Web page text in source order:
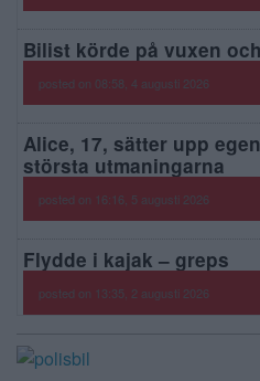
Bilist körde på vuxen
posted on 08:58, 4 augusti 2026
Alice, 17, sätter upp
största utmaningarna
posted on 16:16, 5 augusti 2026
Flydde i kajak – greps
posted on 13:35, 2 augusti 2026